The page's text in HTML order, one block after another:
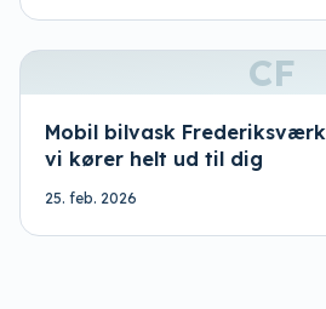
CF
Mobil bilvask
vi kører helt ud til dig
25. feb. 2026